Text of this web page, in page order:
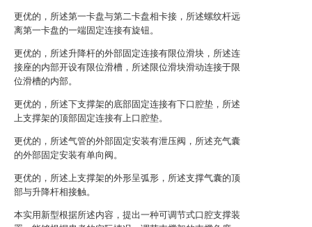
更优的，所述第一卡盘与第二卡盘相卡接，所述螺纹杆远
离第一卡盘的一端固定连接有旋钮。
更优的，所述升降杆的外部固定连接有限位滑块，所述连
接座的内部开设有限位滑槽，所述限位滑块滑动连接于限
位滑槽的内部。
更优的，所述下支撑架的底部固定连接有下口腔垫，所述
上支撑架的顶部固定连接有上口腔垫。
更优的，所述气管的外部固定安装有泄压阀，所述充气囊
的外部固定安装有单向阀。
更优的，所述上支撑架的外形呈弧形，所述支撑气囊的顶
部与升降杆相接触。
本实用新型根据所述内容，提出一种可调节式口腔支撑装